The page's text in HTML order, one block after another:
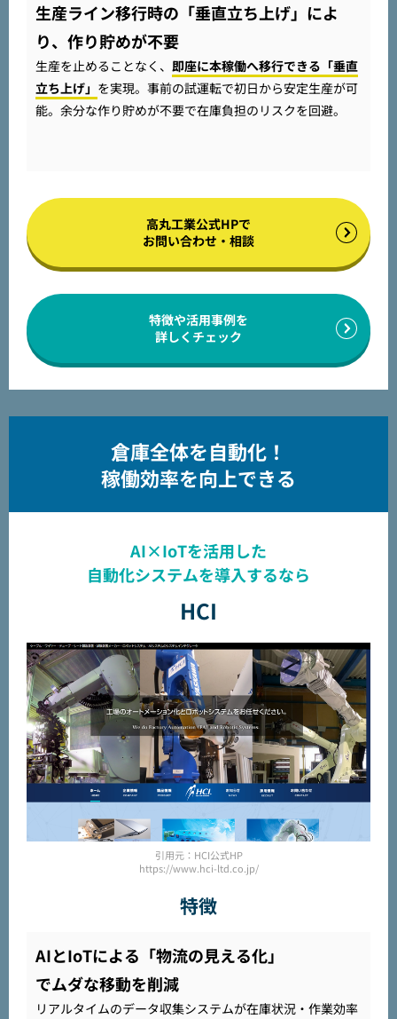
生産ライン移行時の「垂直立ち上げ」によ
り、作り貯めが不要
生産を止めることなく、 即座に本稼働へ移行できる「垂直
立ち上げ」 を実現。事前の試運転で初日から安定生産が可
能。余分な作り貯めが不要で在庫負担のリスクを回避。
高丸工業公式HPで
お問い合わせ・相談
特徴や活用事例を
詳しくチェック
倉庫全体を自動化！
稼働効率を向上できる
AI×IoTを活用した
自動化システムを導入するなら
HCI
引用元：HCI公式HP
https://www.hci-ltd.co.jp/
特徴
AIとIoTによる「物流の見える化」
でムダな移動を削減
リアルタイムのデータ収集システムが在庫状況・作業効率